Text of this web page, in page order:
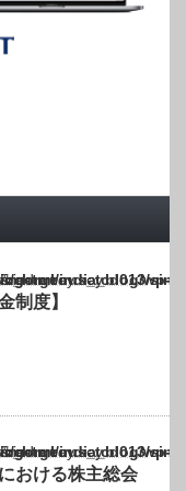
inindia_blog/wp-content/themes/
制度】
inindia_blog/wp-content/themes/
おける株主総会